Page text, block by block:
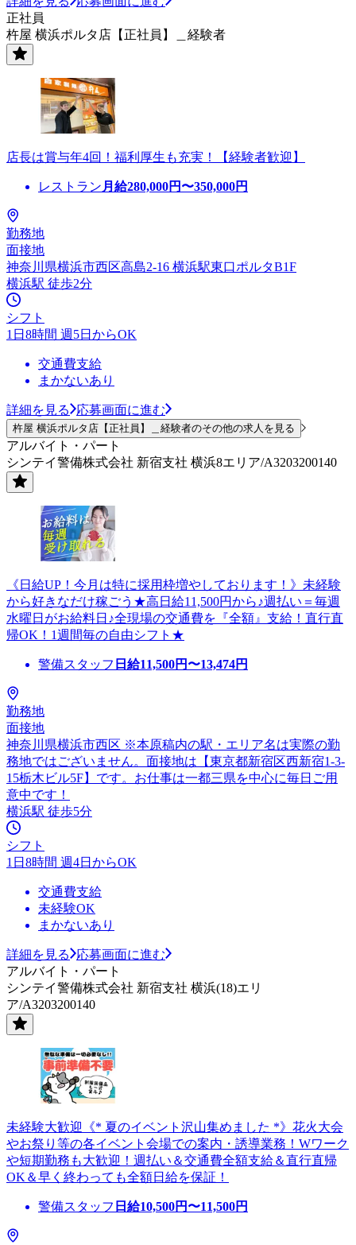
正社員
杵屋 横浜ポルタ店【正社員】＿経験者
店長は賞与年4回！福利厚生も充実！【経験者歓迎】
レストラン 月給280,000円〜350,000円
勤務地
面接地
神奈川県横浜市西区高島2-16 横浜駅東口ポルタB1F
横浜駅 徒歩2分
シフト
1日8時間 週5日からOK
交通費支給
まかないあり
詳細を見る 応募画面に進む
杵屋 横浜ポルタ店【正社員】＿経験者のその他の求人を見る
アルバイト・パート
シンテイ警備株式会社 新宿支社 横浜8エリア/A3203200140
《日給UP！今月は特に採用枠増やしております！》未経験
から好きなだけ稼ごう★高日給11,500円から♪週払い＝毎週
水曜日がお給料日♪全現場の交通費を『全額』支給！直行直
帰OK！1週間毎の自由シフト★
警備スタッフ 日給11,500円〜13,474円
勤務地
面接地
神奈川県横浜市西区 ※本原稿内の駅・エリア名は実際の勤
務地ではございません。面接地は【東京都新宿区西新宿1-3-
15栃木ビル5F】です。お仕事は一都三県を中心に毎日ご用
意中です！
横浜駅 徒歩5分
シフト
1日8時間 週4日からOK
交通費支給
未経験OK
まかないあり
詳細を見る
応募画面に進む
アルバイト・パート
シンテイ警備株式会社 新宿支社 横浜(18)エリ
ア/A3203200140
未経験大歓迎《* 夏のイベント沢山集めました *》花火大会
やお祭り等の各イベント会場での案内・誘導業務！Wワーク
や短期勤務も大歓迎！週払い＆交通費全額支給＆直行直帰
OK＆早く終わっても全額日給を保証！
警備スタッフ 日給10,500円〜11,500円